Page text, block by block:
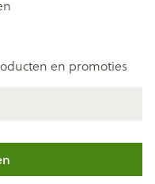
en promoties